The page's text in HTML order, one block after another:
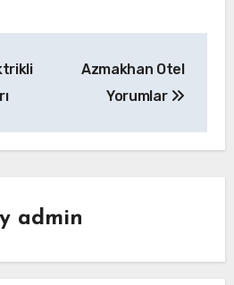
Azmakhan Otel
Yorumlar
admin